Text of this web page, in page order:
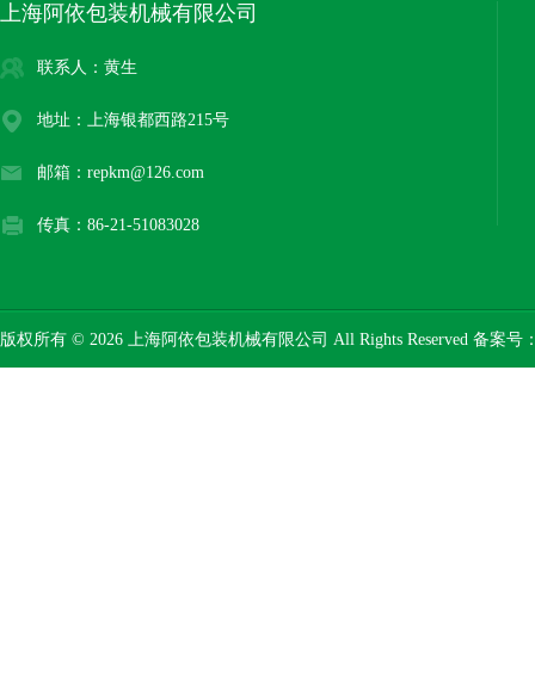
上海阿依包装机械有限公司
联系人：黄生
地址：上海银都西路215号
邮箱：repkm@126.com
传真：86-21-51083028
版权所有 © 2026 上海阿依包装机械有限公司 All Rights Reserved 备案号